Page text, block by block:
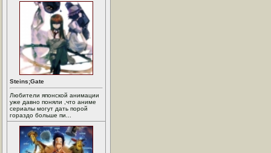
Steins;Gate
Любители японской анимации
уже давно поняли ,что аниме
сериалы могут дать порой
гораздо больше пи...